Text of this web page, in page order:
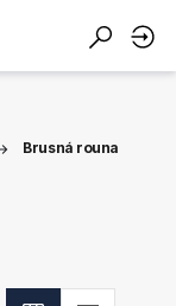
Brusná rouna